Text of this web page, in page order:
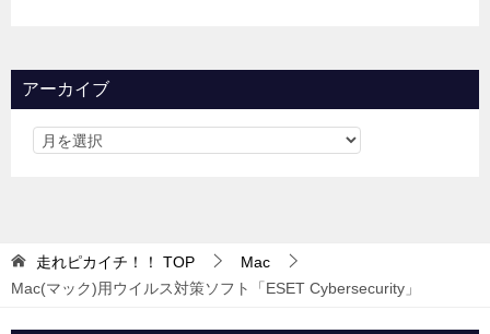
アーカイブ
走れピカイチ！！ TOP
Mac
Mac(マック)用ウイルス対策ソフト「ESET Cybersecurity」